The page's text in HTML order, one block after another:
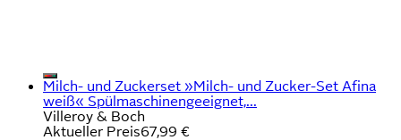
Milch- und Zuckerset »Milch- und Zucker-Set Afina
weiß« Spülmaschinengeeignet,...
Villeroy & Boch
Aktueller Preis67,99 €